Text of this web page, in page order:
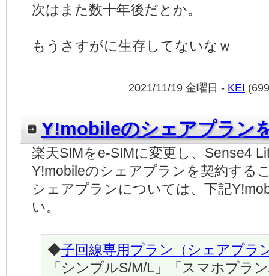
次はまた数十年後だとか。
もうさすがに生存してないなｗ
2021/11/19 金曜日 - KEI
Y!mobileのシェアプラン
楽天SIMをe-SIMに変更し、Sense4
Y!mobileのシェアプランを契約する
シェアプランについては、下記
い。
◆子回線専用プラン（シェアプラ
「シンプルS/M/L」「スマホプラ